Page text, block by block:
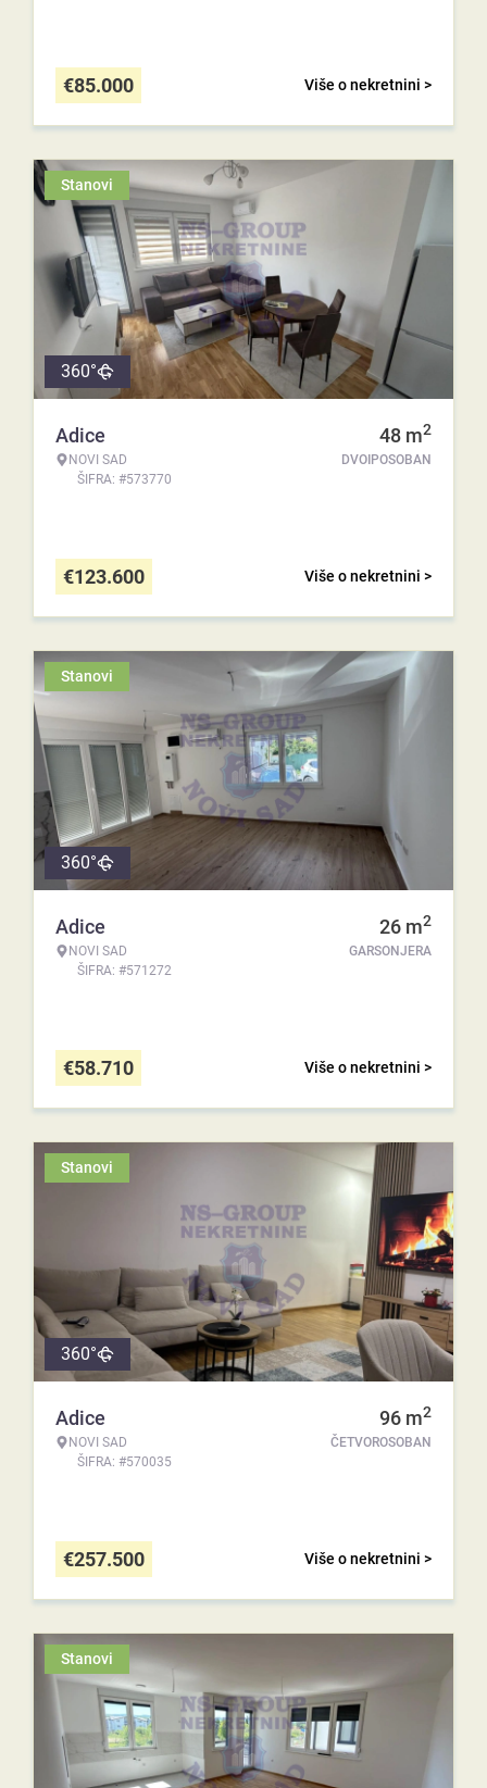
Više o nekretnini >
€85.000
Stanovi
360°
Adice
NOVI SAD
ŠIFRA: #573770
48 m2
DVOIPOSOBAN
Više o nekretnini >
€123.600
Stanovi
360°
Adice
NOVI SAD
ŠIFRA: #571272
26 m2
GARSONJERA
Više o nekretnini >
€58.710
Stanovi
360°
Adice
NOVI SAD
ŠIFRA: #570035
96 m2
ČETVOROSOBAN
Više o nekretnini >
€257.500
Stanovi